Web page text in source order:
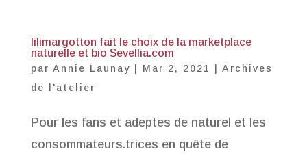
lilimargotton fait le choix de la marketplace
naturelle et bio Sevellia.com
par Annie Launay Mar 2, 2021
Archives
de l'atelier
Pour les fans et adeptes de naturel et les
consommateurs.trices en quête de